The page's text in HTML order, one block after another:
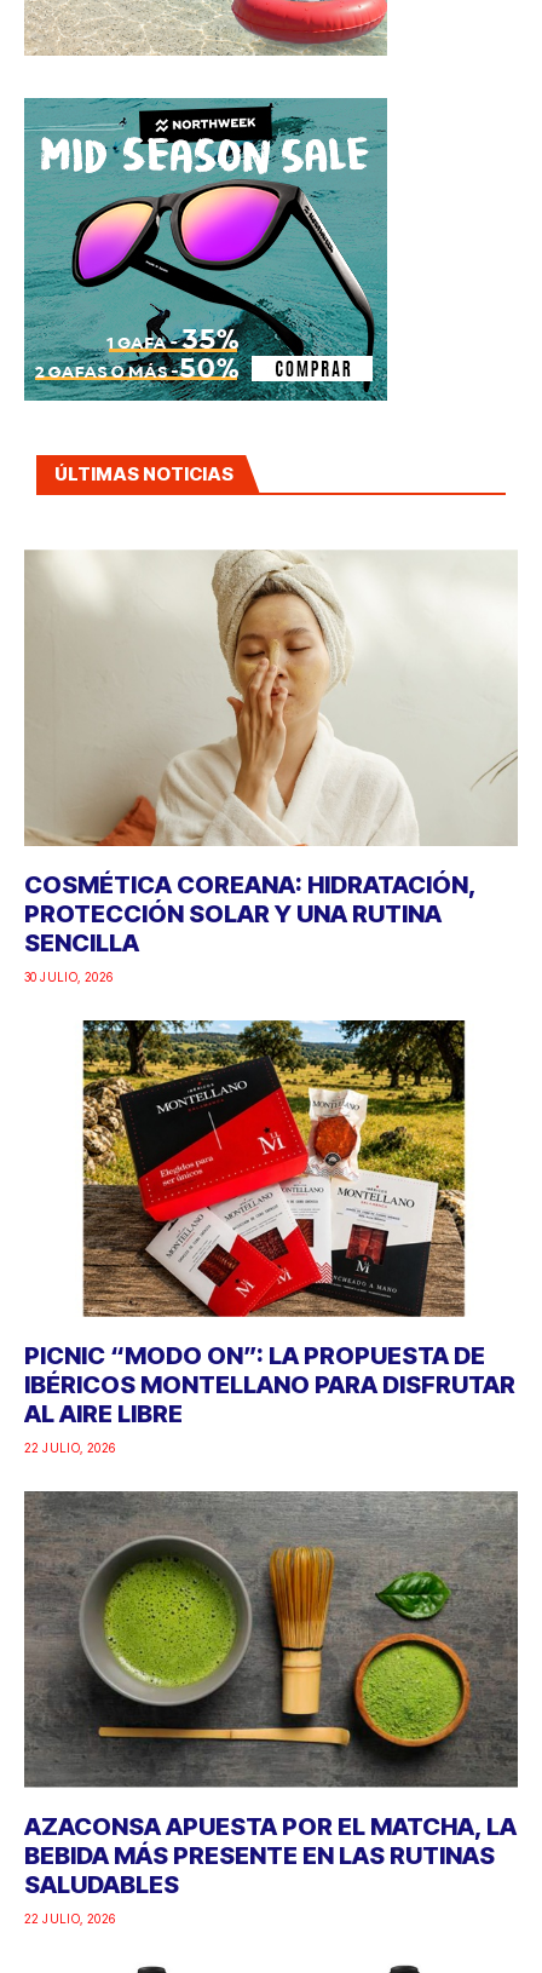
ÚLTIMAS NOTICIAS
COSMÉTICA COREANA: HIDRATACIÓN,
PROTECCIÓN SOLAR Y UNA RUTINA
SENCILLA
30 JULIO, 2026
PICNIC “MODO ON”: LA PROPUESTA DE
IBÉRICOS MONTELLANO PARA DISFRUTAR
AL AIRE LIBRE
22 JULIO, 2026
AZACONSA APUESTA POR EL MATCHA, LA
BEBIDA MÁS PRESENTE EN LAS RUTINAS
SALUDABLES
22 JULIO, 2026